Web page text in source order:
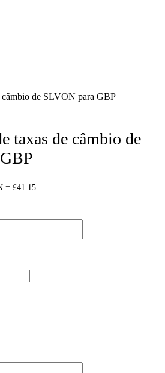
câmbio de SLVON para GBP
taxas de câmbio de
= £41.15